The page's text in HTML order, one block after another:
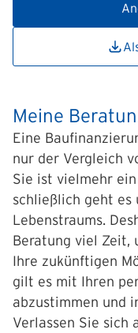
Meine
Eine
nur der Vergleich
Sie ist vielmehr
schließlich geht es
Lebenstraums.
Beratung viel Zeit,
Ihre zukünftigen
gilt es mit Ihren
abzustimmen und
Verlassen Sie sich